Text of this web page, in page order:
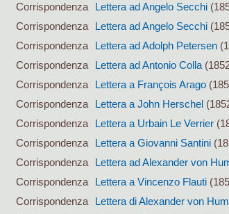
Corrispondenza
Lettera ad Angelo Secchi
Corrispondenza
Lettera ad Angelo Secchi
Corrispondenza
Lettera ad Adolph Petersen
Corrispondenza
Lettera ad Antonio Colla
Corrispondenza
Lettera a François Arago
Corrispondenza
Lettera a John Herschel
Corrispondenza
Lettera a Urbain Le Verrier
Corrispondenza
Lettera a Giovanni Santini
Corrispondenza
Lettera ad Alexander von
Corrispondenza
Lettera a Vincenzo Flauti
Corrispondenza
Lettera di Alexander von